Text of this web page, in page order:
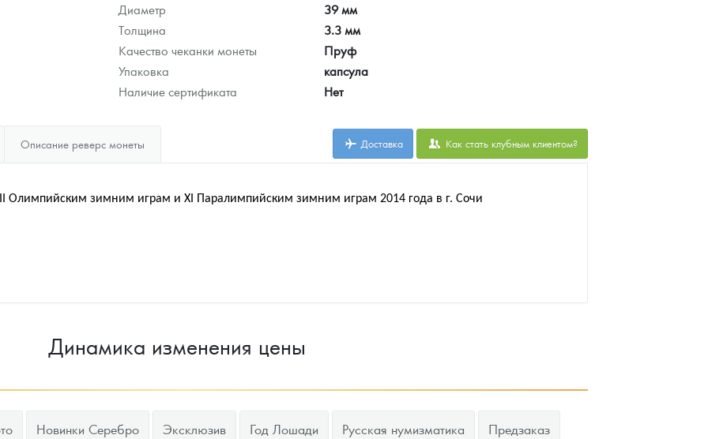
Диаметр
39 мм
Толщина
3.3 мм
Качество чеканки монеты
Пруф
Упаковка
капсула
Наличие сертификата
Нет
Описание реверс монеты Доставка Как стать клубным клиентом?
Олимпийским зимним играм и XI Паралимпийским зимним играм 2014 года в г. Сочи
Динамика изменения цены
Новинки Серебро Эксклюзив Год Лошади Русская нумизматика Предзаказ